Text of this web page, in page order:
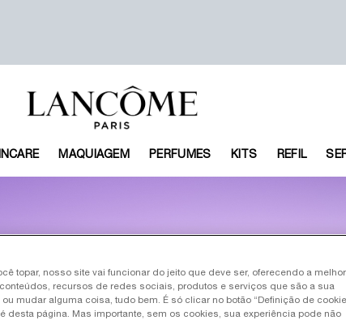
MAQUIAGEM PERFUMES KITS REFIL
ativos,
as
topar, nosso site vai funcionar do jeito que deve ser, oferecendo a melhor
recursos de redes sociais, produtos e serviços que são a sua
mudar alguma coisa, tudo bem. É só clicar no botão “Definição de
desta página. Mas importante, sem os cookies, sua experiência pode não